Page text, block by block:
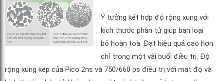
Ý tưởng kết hợp độ rộng xung với
kích thước phân tử giúp bạn loại
bỏ hoàn toà. Đạt hiệu quả cao hơn
chỉ trong một vài buổi điều trị. Độ
rộng xung kép của Pico 2ns và 750/660 ps điều trị với mật độ và